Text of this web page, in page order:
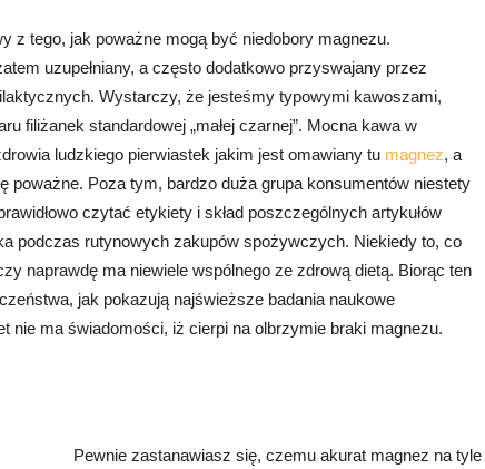
z tego, jak poważne mogą być niedobory magnezu.
uzupełniany, a często dodatkowo przyswajany przez
Wystarczy, że jesteśmy typowymi kawoszami,
filiżanek standardowej „małej czarnej”. Mocna kawa w
ludzkiego pierwiastek jakim jest omawiany tu magnez, a
poważne. Poza tym, bardzo duża grupa konsumentów niestety
czytać etykiety i skład poszczególnych artykułów
podczas rutynowych zakupów spożywczych. Niekiedy to, co
naprawdę ma niewiele wspólnego ze zdrową dietą. Biorąc ten
jak pokazują najświeższe badania naukowe
nie ma świadomości, iż cierpi na olbrzymie braki magnezu.
Pewnie zastanawiasz się, czemu akurat magnez na tyle